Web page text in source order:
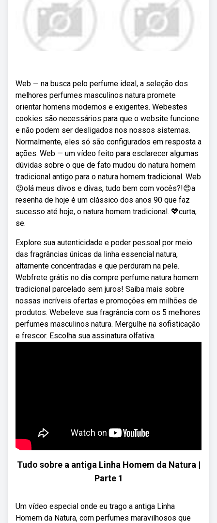
Web — na busca pelo perfume ideal, a seleção dos
melhores perfumes masculinos natura promete
orientar homens modernos e exigentes. Webestes
cookies são necessários para que o website funcione
e não podem ser desligados nos nossos sistemas.
Normalmente, eles só são configurados em resposta a
ações. Web — um vídeo feito para esclarecer algumas
dúvidas sobre o que de fato mudou do natura homem
tradicional antigo para o natura homem tradicional. Web
😍olá meus divos e divas, tudo bem com vocês?!😍a
resenha de hoje é um clássico dos anos 90 que faz
sucesso até hoje, o natura homem tradicional. 💖curta,
se.
Explore sua autenticidade e poder pessoal por meio
das fragrâncias únicas da linha essencial natura,
altamente concentradas e que perduram na pele.
Webfrete grátis no dia compre perfume natura homem
tradicional parcelado sem juros! Saiba mais sobre
nossas incríveis ofertas e promoções em milhões de
produtos. Webeleve sua fragrância com os 5 melhores
perfumes masculinos natura. Mergulhe na sofisticação
e frescor. Escolha sua assinatura olfativa.
Tudo sobre a antiga Linha Homem da Natura |
Parte 1
Um vídeo especial onde eu trago a antiga Linha
Homem da Natura, com perfumes maravilhosos que